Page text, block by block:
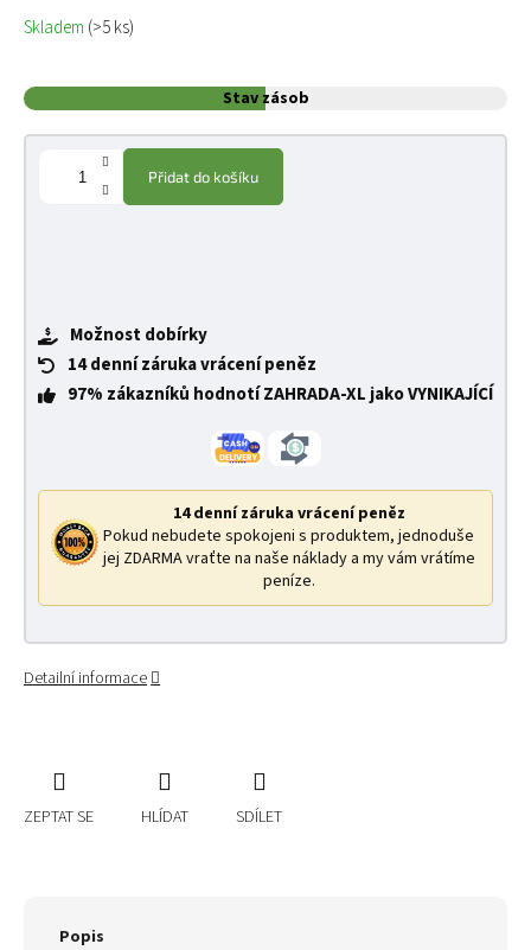
Měrná cena:
Skladem (>5 ks)
Stav zásob
Přidat do košíku
Možnost dobírky
14 denní záruka vrácení peněz
97% zákazníků hodnotí ZAHRADA-XL jako VYNIKAJÍCÍ
14 denní záruka vrácení peněz
Pokud nebudete spokojeni s produktem, jednoduše
jej ZDARMA vraťte na naše náklady a my vám vrátíme
peníze.
Detailní informace
ZEPTAT SE HLÍDAT SDÍLET
Popis